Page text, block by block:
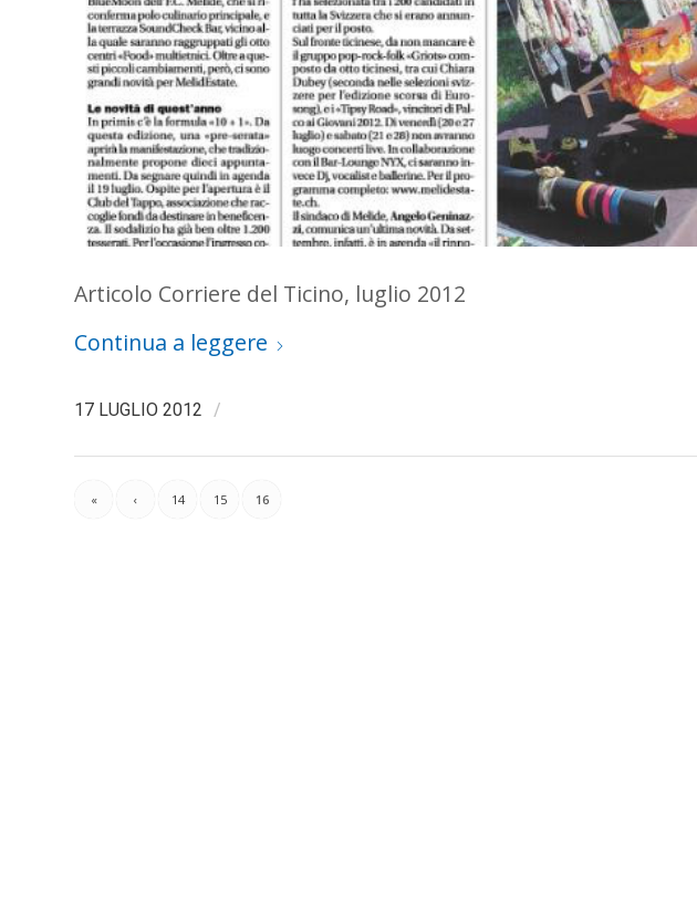
Articolo Corriere del Ticino, luglio 2012
Continua a leggere
17 LUGLIO 2012 /
« ‹ 14 15 16